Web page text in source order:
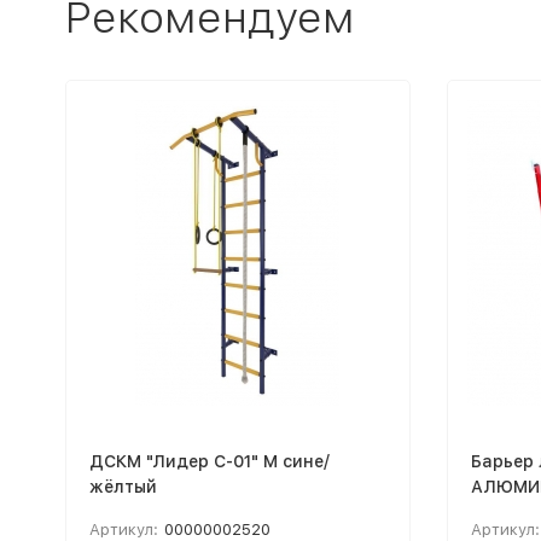
Рекомендуем
ДСКМ "Лидер С-01" М сине/
жёлтый
Артикул: 00000002520
Барьер
Артикул: